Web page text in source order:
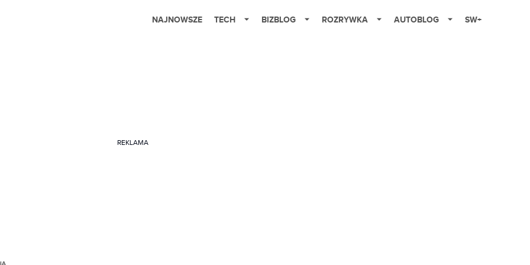
NAJNOWSZE TECH BIZBLOG ROZRYWKA AUTOBLOG SW+
REKLAMA